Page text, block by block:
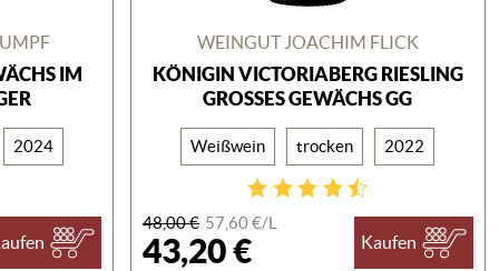
IM P
2024
WEINGUT JOACHIM FLICK
KÖNIGIN VICTORIABERG RIESLING
GROSSES GEWÄCHS GG
Weißwein trocken 2022
48,00 € 57,60 €/L
43,20 € Kaufen